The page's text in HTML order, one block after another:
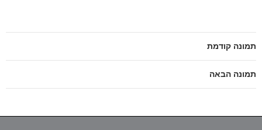
תמונה קודמת
תמונה הבאה